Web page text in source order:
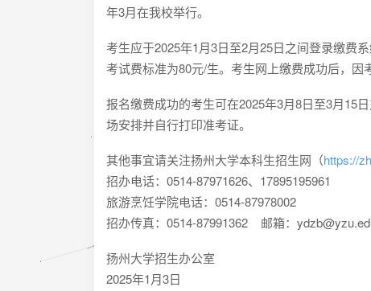
年3月在我校举行。
考生应于2025年1月3日至2月25日之间登录缴费
考试费标准为80元/生。考生网上缴费成功后，因
报名缴费成功的考生可在2025年3月8日至3月15
场安排并自行打印准考证。
其他事宜请关注扬州大学本科生招生网（https://
招办电话：0514-87971626、17895195961
旅游烹饪学院电话：0514-87978002
招办传真：0514-87991362 邮箱：
扬州大学招生办公室
2025年1月3日